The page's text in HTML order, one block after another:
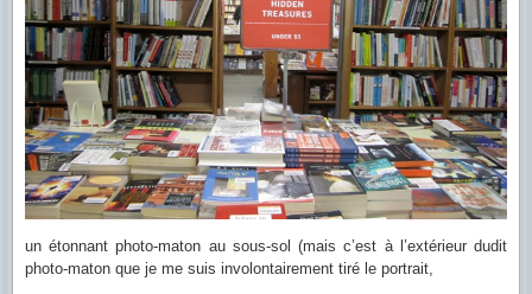
un étonnant photo-maton au sous-sol (mais c’est à l’extérieur dudit
photo-maton que je me suis involontairement tiré le portrait,